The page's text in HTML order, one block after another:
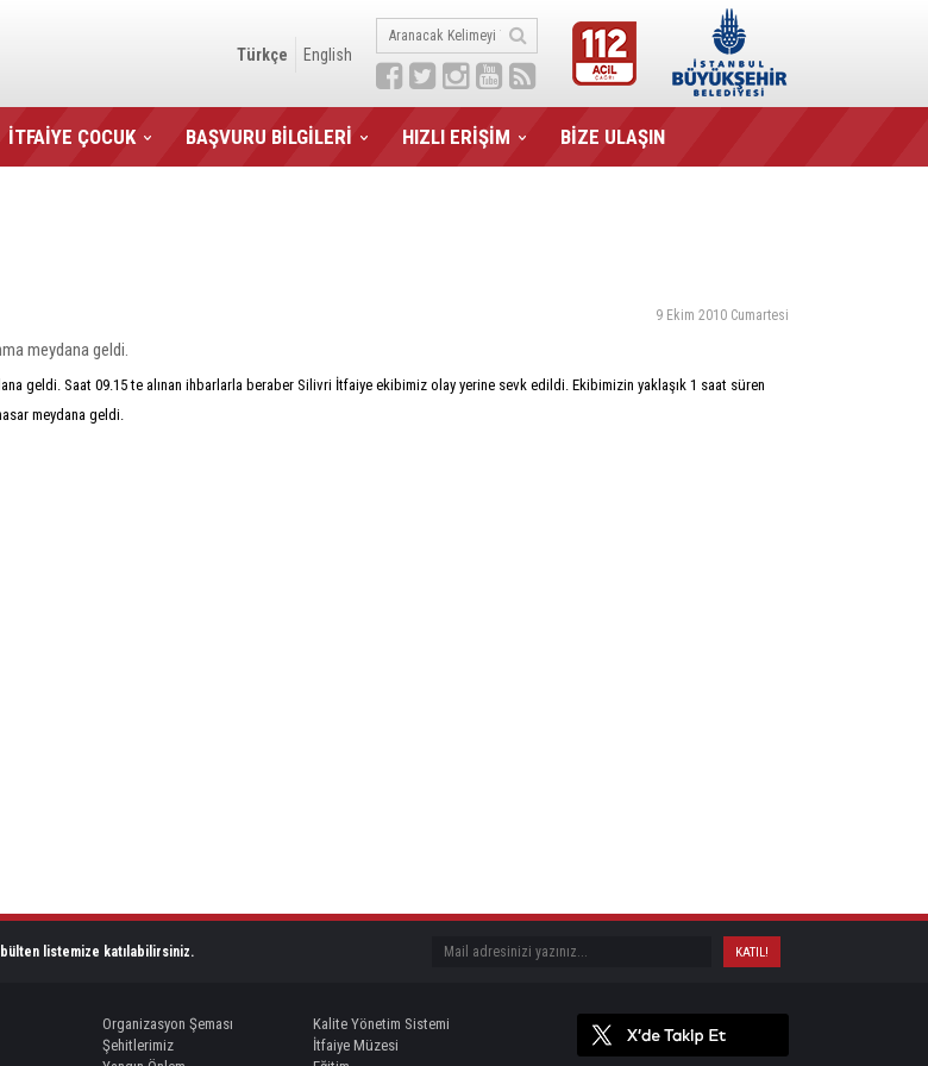
Türkçe English
İTFAİYE ÇOCUK BAŞVURU BİLGİLERİ HIZLI ERİŞİM BİZE ULAŞIN
9 Ekim 2010 Cumartesi
meydana geldi.
geldi. Saat 09.15 te alınan ihbarlarla beraber Silivri İtfaiye ekibimiz olay yerine sevk edildi. Ekibimizin yaklaşık 1 saat süren
meydana geldi.
listemize katılabilirsiniz.
Organizasyon Şeması
Kalite Yönetim Sistemi
Şehitlerimiz
İtfaiye Müzesi